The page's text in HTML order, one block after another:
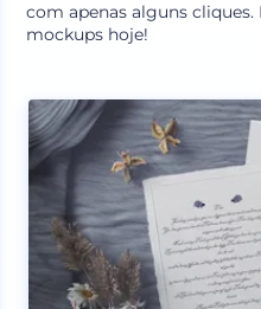
com apenas alguns
mockups hoje!